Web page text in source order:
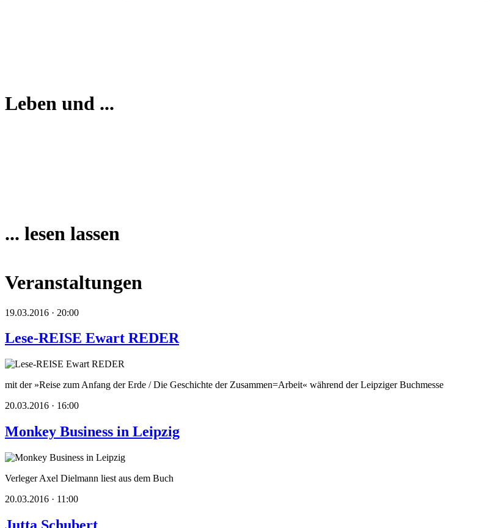
Leben und ...
... lesen lassen
Veranstaltungen
19.03.2016 · 20:00
Lese-REISE Ewart REDER
mit der »Reise zum Anfang der Erde / Die Geschichte der Zusammen=Arbeit« während der Leipziger Buchmesse
20.03.2016 · 16:00
Monkey Business in Leipzig
Verleger Axel Dielmann liest aus dem Buch
20.03.2016 · 11:00